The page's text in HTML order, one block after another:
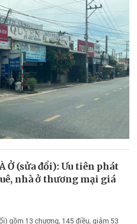
Ở (sửa đổi): Ưu tiên phát
nhà ở thương mại giá
gồm 13 chương, 145 điều, giảm 53